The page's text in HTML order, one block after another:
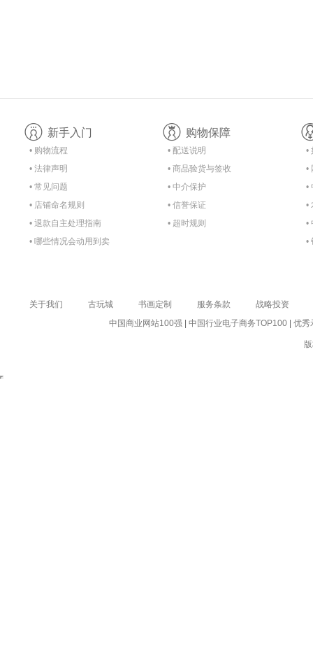
新手入门
• 购物流程
• 法律声明
• 常见问题
• 店铺命名规则
• 退款自主处理指南
• 哪些情况会动用到卖
购物保障
• 配送说明
• 商品验货与签收
• 中介保护
• 信誉保证
• 超时规则
•
•
•
•
•
•
关于我们 古玩城 书画定制 服务条款
战略投资
中国商业网站100强
中国行业电子商务TOP100 优秀